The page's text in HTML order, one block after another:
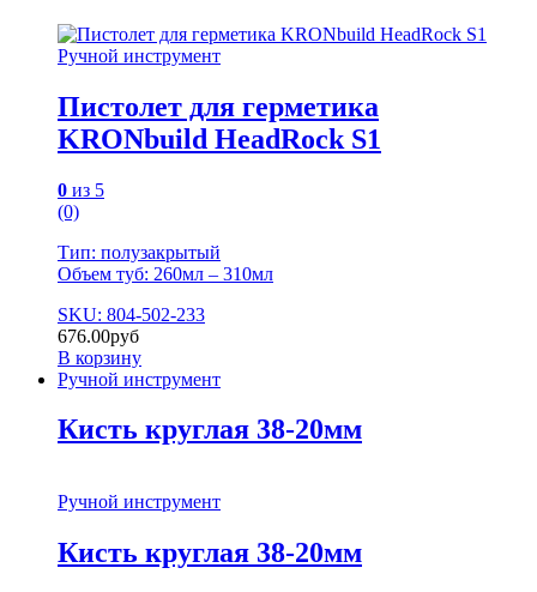
Ручной инструмент
Пистолет для герметика
KRONbuild HeadRock S1
0 из 5
(0)
Тип: полузакрытый
Объем туб: 260мл – 310мл
SKU: 804-502-233
676.00руб
В корзину
Ручной инструмент
Кисть круглая 38-20мм
Ручной инструмент
Кисть круглая 38-20мм